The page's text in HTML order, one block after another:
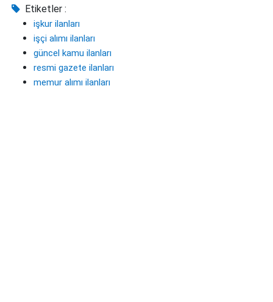
Etiketler :
işkur ilanları
işçi alımı ilanları
güncel kamu ilanları
resmi gazete ilanları
memur alımı ilanları